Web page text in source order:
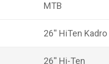
MTB
26'' HiTen Kadro
26'' Hi-Ten